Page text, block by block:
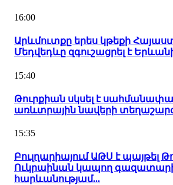
16:00
Արևմուտքը երես կթեքի
Մեդվեդևը զգուշացրել է
15:40
Թուրքիան սկսել է
առևտրային նավերի
15:35
Բուլղարիայում ԱԹՍ է պայթել
Ուկրաինան կապող
հարևանությամ...